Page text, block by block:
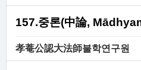
157.중론(中論,
孝菴公認大法師불학연구원